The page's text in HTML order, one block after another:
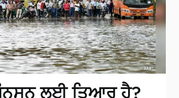
ਲਈ ਤਿਆਰ ਹੈ?